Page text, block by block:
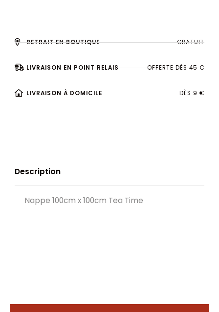
RETRAIT EN BOUTIQUE GRATUIT
LIVRAISON EN POINT RELAIS OFFERTE DÈS 45 €
LIVRAISON À DOMICILE DÈS 9 €
Description
Nappe 100cm x 100cm Tea Time